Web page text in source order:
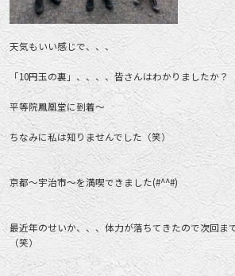
天気もいい感じで、、、
「10円玉の裏」、、、、皆さんはわかりましたか？
平等院鳳凰堂に到着～
ちなみに私は知りませんでした（笑）
京都～宇治市～を満喫できました(#^^#)
最近年のせいか、、、体力が落ちてきたので次回ま
（笑）